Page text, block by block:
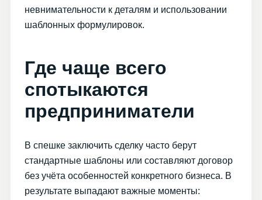
невнимательности к деталям и использовании
шаблонных формулировок.
Где чаще всего
спотыкаются
предприниматели
В спешке заключить сделку часто берут
стандартные шаблоны или составляют договор
без учёта особенностей конкретного бизнеса. В
результате выпадают важные моменты: